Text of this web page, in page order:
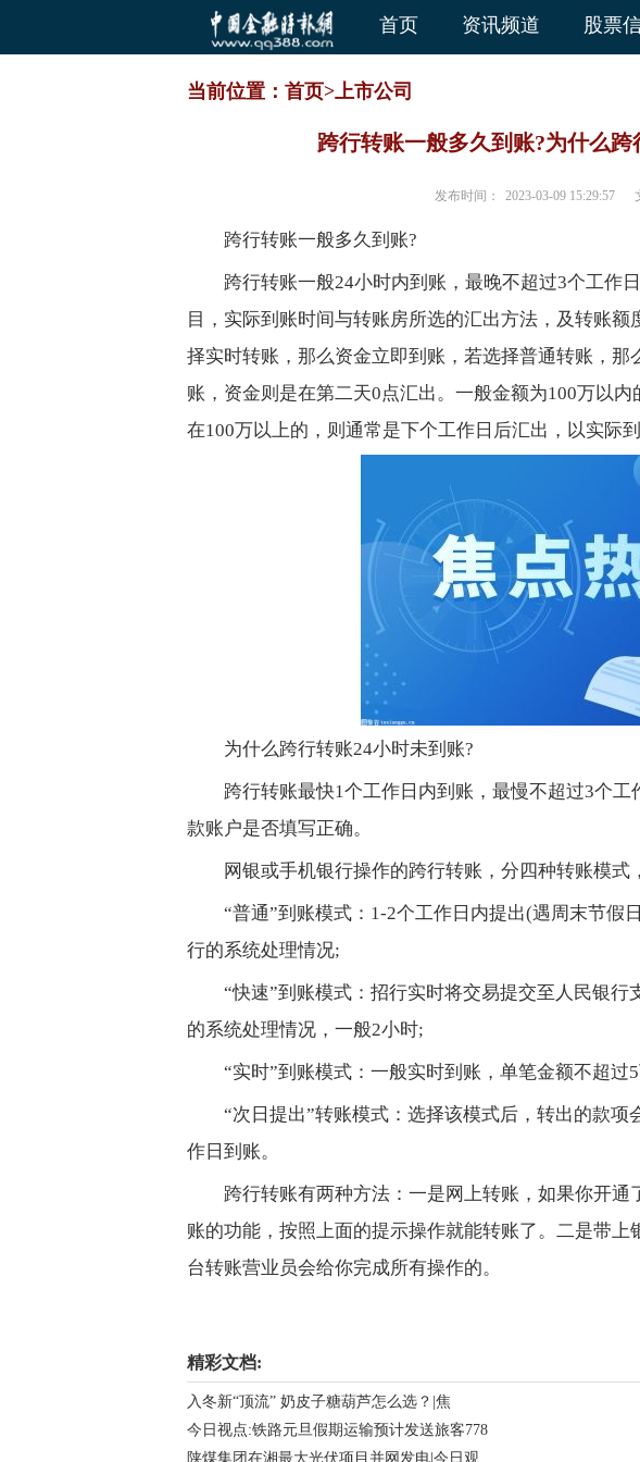
首页 资讯频道 股票
当前位置： 首页>上市公司
跨行转账一般多久到账?为什么跨
发布时间： 2023-03-09 15:29:57
跨行转账一般多久到账?
跨行转账一般24小时内到账，最晚不超过3个工作
目，实际到账时间与转账房所选的汇出方法，及转账
择实时转账，那么资金立即到账，若选择普通转账，
账，资金则是在第二天0点汇出。一般金额为100万以
在100万以上的，则通常是下个工作日后汇出，以实际到
为什么跨行转账24小时未到账?
跨行转账最快1个工作日内到账，最慢不超过3个
款账户是否填写正确。
网银或手机银行操作的跨行转账，分四种转账模式
“普通”到账模式：1-2个工作日内提出(遇周末节假
行的系统处理情况;
“快速”到账模式：招行实时将交易提交至人民银
的系统处理情况，一般2小时;
“实时”到账模式：一般实时到账，单笔金额不超过5
“次日提出”转账模式：选择该模式后，转出的款
作日到账。
跨行转账有两种方法：一是网上转账，如果你开
账的功能，按照上面的提示操作就能转账了。二是带
台转账营业员会给你完成所有操作的。
精彩文档:
入冬新“顶流” 奶皮子糖葫芦怎么选？|焦
今日视点:铁路元旦假期运输预计发送旅客778
陕煤集团在湘最大光伏项目并网发电|今日观